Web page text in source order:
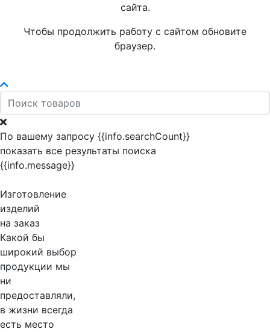
сайта.
Чтобы продолжить работу с сайтом обновите
браузер.
По вашему запросу {{info.searchCount}}
показать все результаты поиска
{{info.message}}
Изготовление
изделий
на заказ
Какой бы
широкий выбор
продукции мы
ни
предоставляли,
в жизни всегда
есть место